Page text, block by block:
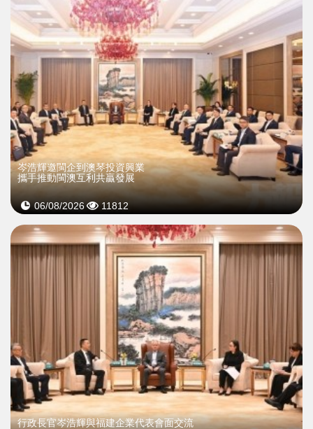
岑浩輝邀閩企到澳琴投資興業
攜手推動閩澳互利共贏發展
06/08/2026 11812
行政長官岑浩輝與福建企業代表會面交流